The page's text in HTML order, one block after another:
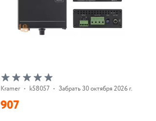
Kramer • k58057 • Забрать 30 октября 2026 г.
907